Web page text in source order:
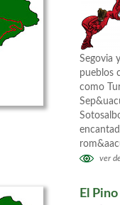
Segovia
pueblos
como
ver
El